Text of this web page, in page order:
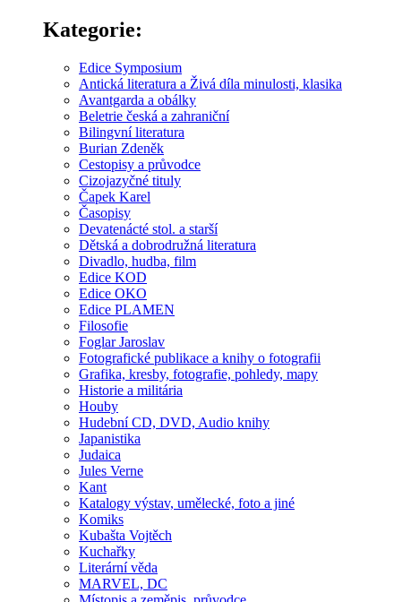
Kategorie:
Edice Symposium
Antická literatura a Živá díla minulosti, klasika
Avantgarda a obálky
Beletrie česká a zahraniční
Bilingvní literatura
Burian Zdeněk
Cestopisy a průvodce
Cizojazyčné tituly
Čapek Karel
Časopisy
Devatenácté stol. a starší
Dětská a dobrodružná literatura
Divadlo, hudba, film
Edice KOD
Edice OKO
Edice PLAMEN
Filosofie
Foglar Jaroslav
Fotografické publikace a knihy o fotografii
Grafika, kresby, fotografie, pohledy, mapy
Historie a militária
Houby
Hudební CD, DVD, Audio knihy
Japanistika
Judaica
Jules Verne
Kant
Katalogy výstav, umělecké, foto a jiné
Komiks
Kubašta Vojtěch
Kuchařky
Literární věda
MARVEL, DC